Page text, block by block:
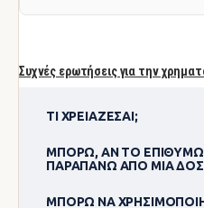
Συχνές ερωτήσεις για την
ΤΙ ΧΡΕΙΆΖΕΣΑΙ;
ΜΠΟΡΏ, ΑΝ ΤΟ
ΠΑΡΑΠΆΝΩ ΑΠΌ ΜΊΑ
ΜΠΟΡΏ ΝΑ